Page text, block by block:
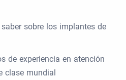
sobre los implantes de
de experiencia en atención
clase mundial